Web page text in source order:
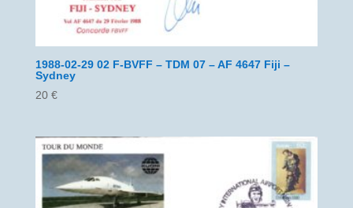
1988-02-29 02 F-BVFF – TDM 07 – AF 4647 Fiji –
Sydney
20 €